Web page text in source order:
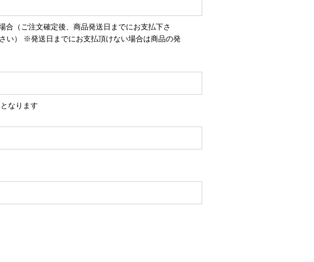
（ご注文確定後、商品発送日までにお支払下さ
い） ※発送日までにお支払頂けない場合は商品の発
なります